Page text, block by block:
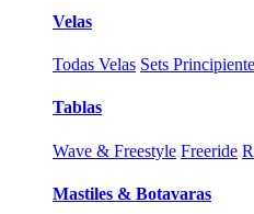
Velas
Todas Velas Sets Principiente
Tablas
Wave & Freestyle Freeride
Mastiles & Botavaras